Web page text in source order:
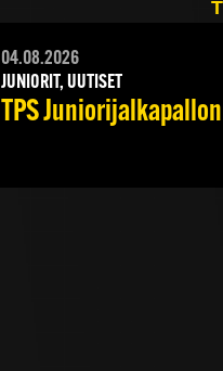
04.08.2026
JUNIORIT, UUTISET
TPS